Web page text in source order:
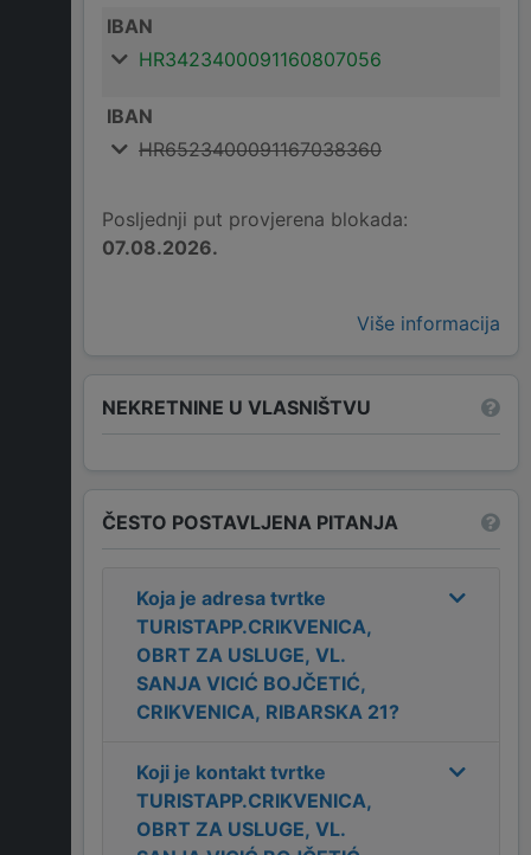
IBAN
HR3423400091160807056
IBAN
HR6523400091167038360
Posljednji put provjerena blokada:
07.08.2026.
Više informacija
NEKRETNINE U VLASNIŠTVU
ČESTO POSTAVLJENA PITANJA
Koja je adresa tvrtke
TURISTAPP.CRIKVENICA,
OBRT ZA USLUGE, VL.
SANJA VICIĆ BOJČETIĆ,
CRIKVENICA, RIBARSKA 21?
Koji je kontakt tvrtke
TURISTAPP.CRIKVENICA,
OBRT ZA USLUGE, VL.